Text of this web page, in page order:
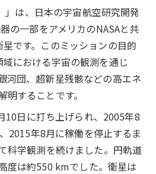
」は、日本の宇宙航空研究開発
の一部をアメリカのNASAと共
です。このミッションの目的
における宇宙の観測を通じ
河団、超新星残骸などの高エネ
することです。
10日に打ち上げられ、2005年8
2015年8月に稼働を停止するま
科学観測を続けました。円軌道
度は約550 kmでした。衛星は